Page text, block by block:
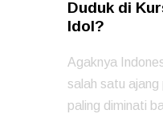
Duduk di
Idol?
Agaknya
salah satu
paling diminati